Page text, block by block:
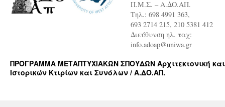
Π.Μ.Σ. – Α.ΔΟ.ΑΠ.
Τηλ.: 698 4991 363,
693 2714 215, 210 5381 412
Διεύθυνση ηλ. ταχ:
info.adoap@uniwa.gr
ΠΡΟΓΡΑΜΜΑ ΜΕΤΑΠΤΥΧΙΑΚΩΝ ΣΠΟΥΔΩΝ Αρχιτεκτονική
Ιστορικών Κτιρίων και Συνόλων / Α.ΔΟ.ΑΠ.